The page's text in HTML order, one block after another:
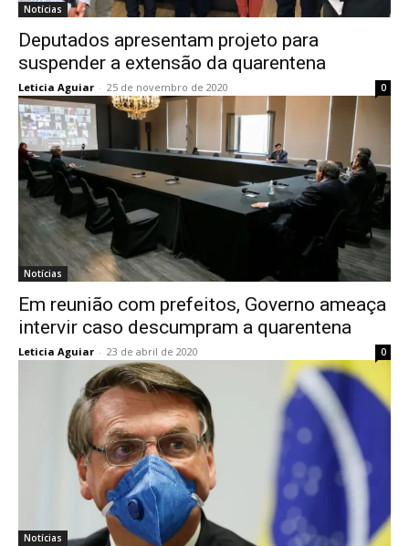
Notícias
Deputados apresentam projeto para
suspender a extensão da quarentena
Leticia Aguiar - 25 de novembro de 2020 0
Notícias
Em reunião com prefeitos, Governo ameaça
intervir caso descumpram a quarentena
Leticia Aguiar - 23 de abril de 2020 0
Notícias